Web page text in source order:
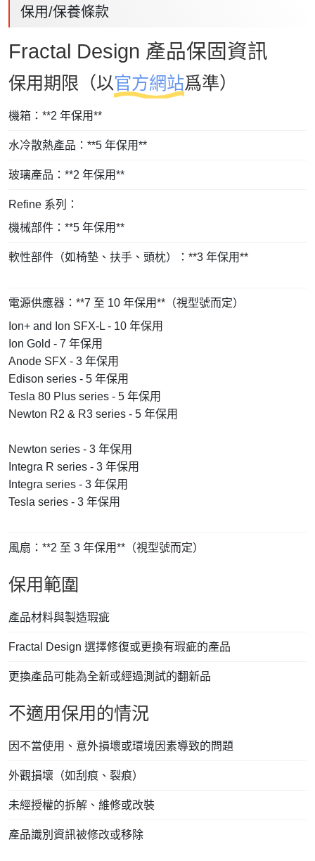
保用/保養條款
Fractal Design 產品保固資訊
保用期限（以官方網站爲準）
機箱：**2 年保用**
水冷散熱產品：**5 年保用**
玻璃產品：**2 年保用**
Refine 系列：
機械部件：**5 年保用**
軟性部件（如椅墊、扶手、頭枕）：**3 年保用**
電源供應器：**7 至 10 年保用**（視型號而定）
Ion+ and Ion SFX-L - 10 年保用
Ion Gold - 7 年保用
Anode SFX - 3 年保用
Edison series - 5 年保用
Tesla 80 Plus series - 5 年保用
Newton R2 & R3 series - 5 年保用
Newton series - 3 年保用
Integra R series - 3 年保用
Integra series - 3 年保用
Tesla series - 3 年保用
風扇：**2 至 3 年保用**（視型號而定）
保用範圍
產品材料與製造瑕疵
Fractal Design 選擇修復或更換有瑕疵的產品
更換產品可能為全新或經過測試的翻新品
不適用保用的情況
因不當使用、意外損壞或環境因素導致的問題
外觀損壞（如刮痕、裂痕）
未經授權的拆解、維修或改裝
產品識別資訊被修改或移除